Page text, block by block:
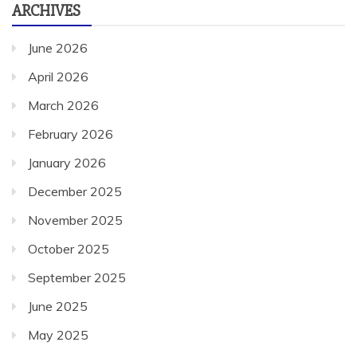
ARCHIVES
June 2026
April 2026
March 2026
February 2026
January 2026
December 2025
November 2025
October 2025
September 2025
June 2025
May 2025